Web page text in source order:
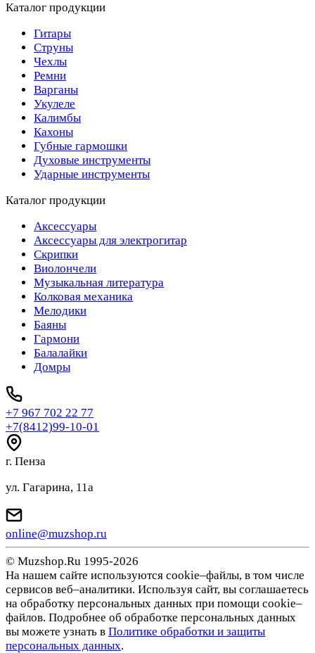
Каталог продукции
Гитары
Струны
Чехлы
Ремни
Варганы
Укулеле
Калимбы
Кахоны
Губные гармошки
Духовые инструменты
Ударные инструменты
Каталог продукции
Аксессуары
Аксессуары для электрогитар
Скрипки
Виолончели
Музыкальная литература
Колковая механика
Мелодики
Баяны
Гармони
Балалайки
Домры
+7 967 702 22 77
+7(8412)99-10-01
г. Пенза
ул. Гагарина, 11а
online@muzshop.ru
© Muzshop.Ru 1995-2026
На нашем сайте используются cookie–файлы, в том числе
сервисов веб–аналитики. Используя сайт, вы соглашаетесь
на обработку персональных данных при помощи cookie–
файлов. Подробнее об обработке персональных данных
вы можете узнать в Политике обработки и защиты
персональных данных.